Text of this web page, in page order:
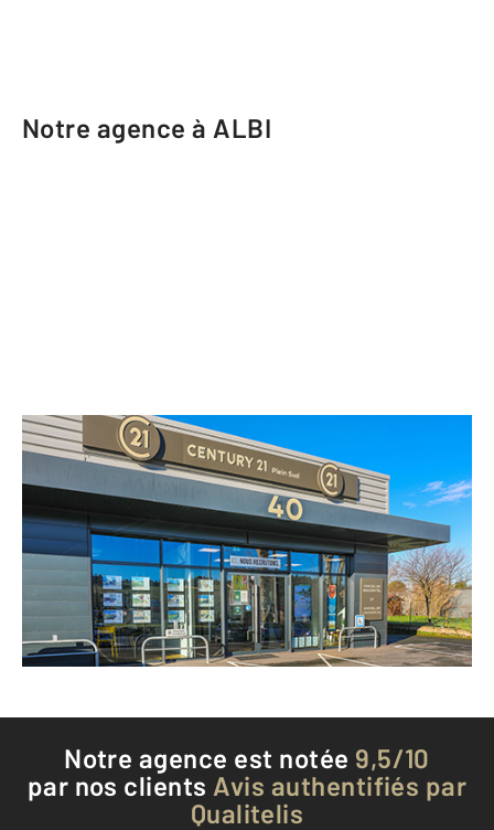
Notre agence à ALBI
CENTURY 21 Plein Sud
40 route de Castres
ALBI - 81000
Envoyer un message
Téléphoner à l'agence
Notre agence est notée 9,5/10
par nos clients Avis authentifiés par
Qualitelis